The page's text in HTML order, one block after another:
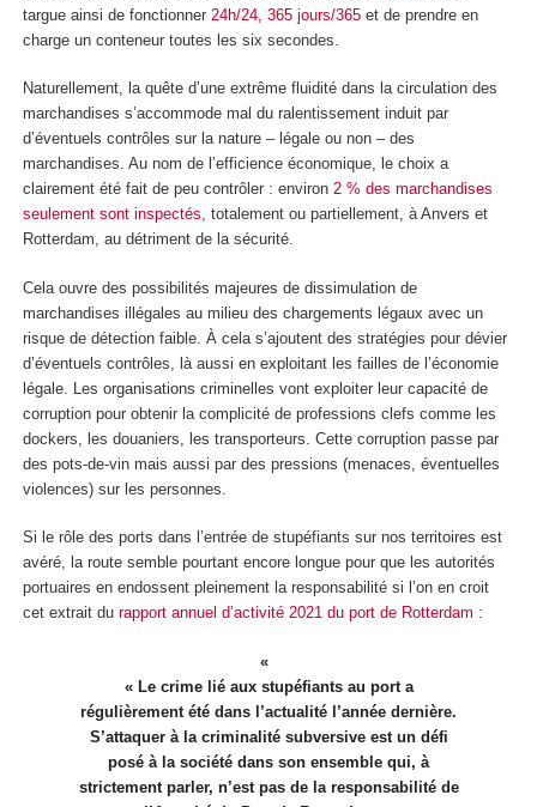
targue ainsi de fonctionner 24h/24, 365 jours/365 et de prendre en
charge un conteneur toutes les six secondes.
Naturellement, la quête d’une extrême fluidité dans la circulation des
marchandises s’accommode mal du ralentissement induit par
d’éventuels contrôles sur la nature – légale ou non – des
marchandises. Au nom de l’efficience économique, le choix a
clairement été fait de peu contrôler : environ 2 % des marchandises
seulement sont inspectés, totalement ou partiellement, à Anvers et
Rotterdam, au détriment de la sécurité.
Cela ouvre des possibilités majeures de dissimulation de
marchandises illégales au milieu des chargements légaux avec un
risque de détection faible. À cela s’ajoutent des stratégies pour dévier
d’éventuels contrôles, là aussi en exploitant les failles de l’économie
légale. Les organisations criminelles vont exploiter leur capacité de
corruption pour obtenir la complicité de professions clefs comme les
dockers, les douaniers, les transporteurs. Cette corruption passe par
des pots-de-vin mais aussi par des pressions (menaces, éventuelles
violences) sur les personnes.
Si le rôle des ports dans l’entrée de stupéfiants sur nos territoires est
avéré, la route semble pourtant encore longue pour que les autorités
portuaires en endossent pleinement la responsabilité si l’on en croit
cet extrait du rapport annuel d’activité 2021 du port de Rotterdam :
« Le crime lié aux stupéfiants au port a
régulièrement été dans l’actualité l’année dernière.
S’attaquer à la criminalité subversive est un défi
posé à la société dans son ensemble qui, à
strictement parler, n’est pas de la responsabilité de